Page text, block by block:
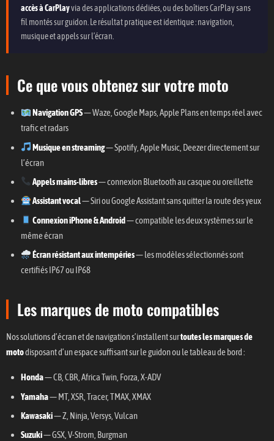
accès à CarPlayvia des applications dédiées, ou des boîtiers CarPlay sans
fil montés sur guidon. Le résultat pratique est identique : navigation,
musique et appels sur l’écran.
Ce que vous obtenez sur votre moto
Navigation GPS— Waze, Google Maps, Apple Plans en temps réel avec
trafic et radars
Musique en streaming— Spotify, Apple Music, Deezer directement sur
l’écran
Appels mains-libres— connexion Bluetooth au casque ou oreillette
Assistant vocal— Siri ou Google Assistant sans quitter la route des yeux
Connexion iPhone & Android— compatible les deux systèmes sur le
même écran
Écran résistant aux intempéries— les modèles sélectionnés sont
certifiés IP67 ou IP68
Les marques de moto compatibles
Nos solutions d’écran et de navigation s’installent surtoutes les marques de
motodisposant d’un espace suffisant sur le guidon ou le tableau de bord :
Honda— CB, CBR, Africa Twin, Forza, X-ADV
Yamaha— MT, XSR, Tracer, TMAX, XMAX
Kawasaki— Z, Ninja, Versys, Vulcan
Suzuki— GSX, V-Strom, Burgman